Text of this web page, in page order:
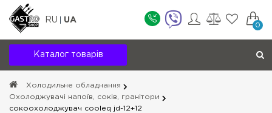
RU UA
0
Каталог товарів
Холодильне обладнання
Охолоджувачі напоїв, соків, гранітори
сокоохолоджувач cooleq jd-12+12